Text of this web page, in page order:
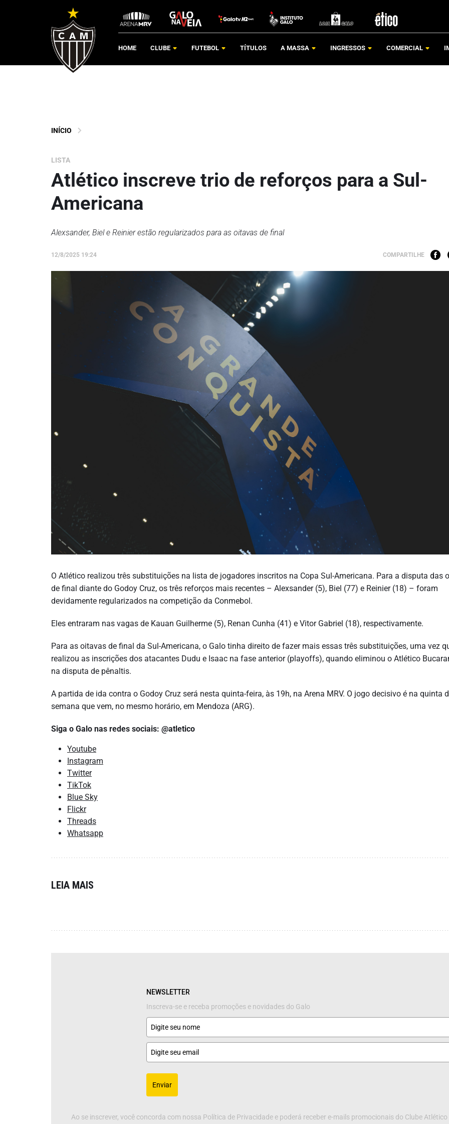
HOME CLUBE FUTEBOL TÍTULOS A MASSA INGRESSOS COMERCIAL
INÍCIO
LISTA
Atlético inscreve trio de reforços para a Sul-
Americana
Alexsander, Biel e Reinier estão regularizados para as oitavas de final
12/8/2025 19:24 COMPARTILHE
O Atlético realizou três substituições na lista de jogadores inscritos na Copa Sul-Americana. Para a disputa das
de final diante do Godoy Cruz, os três reforços mais recentes – Alexsander (5), Biel (77) e Reinier (18) – foram
devidamente regularizados na competição da Conmebol.
Eles entraram nas vagas de Kauan Guilherme (5), Renan Cunha (41) e Vitor Gabriel (18), respectivamente.
Para as oitavas de final da Sul-Americana, o Galo tinha direito de fazer mais essas três substituições, uma vez
realizou as inscrições dos atacantes Dudu e Isaac na fase anterior (playoffs), quando eliminou o Atlético
na disputa de pênaltis.
A partida de ida contra o Godoy Cruz será nesta quinta-feira, às 19h, na Arena MRV. O jogo decisivo é na quinta
semana que vem, no mesmo horário, em Mendoza (ARG).
Siga o Galo nas redes sociais: @atletico
Youtube
Instagram
Twitter
TikTok
Blue Sky
Flickr
Threads
Whatsapp
LEIA MAIS
NEWSLETTER
Inscreva-se e receba promoções e novidades do Galo
Enviar
Ao se inscrever, você concorda com nossa Política de Privacidade e poderá receber e-mails promocionais do Clube